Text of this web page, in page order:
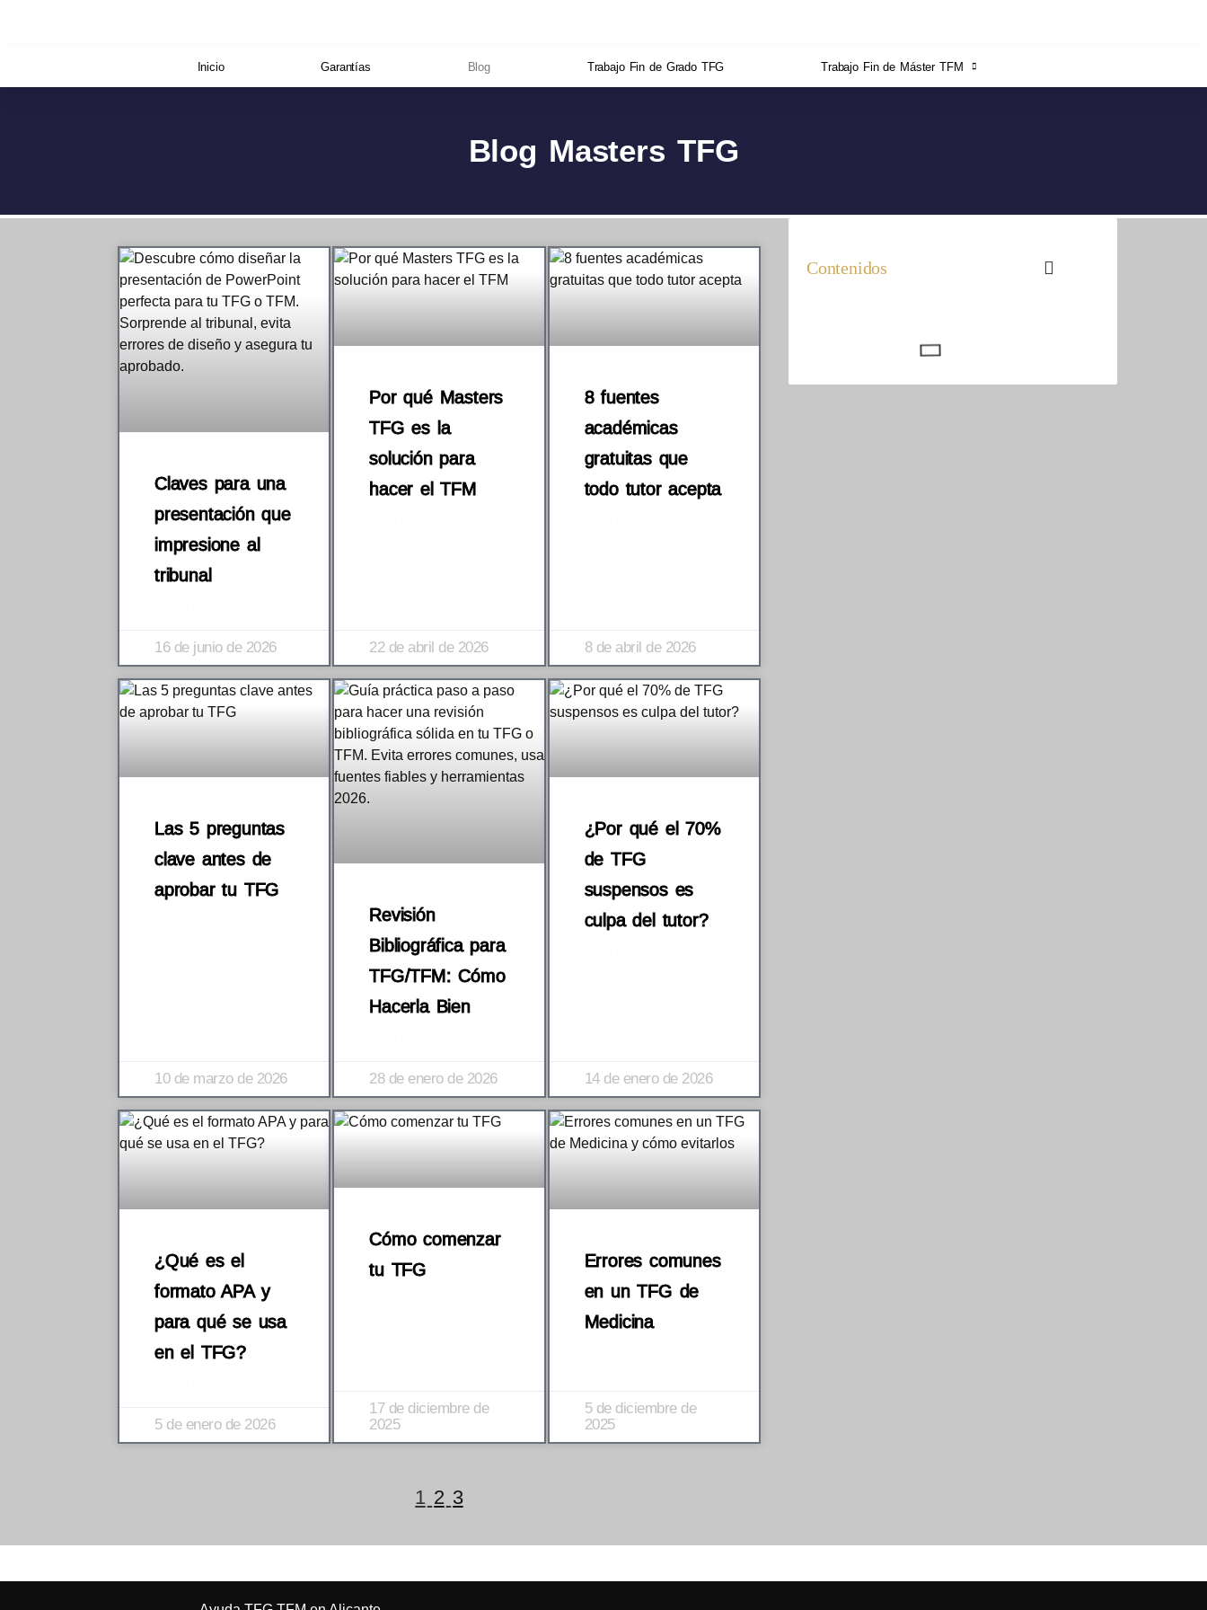
Inicio Garantías Blog Trabajo Fin de Grado TFG Trabajo Fin de Máster TFM
Blog Masters TFG
Claves para una
presentación que
impresione al
tribunal
16 de junio de 2026
Por qué Masters
TFG es la
solución para
hacer el TFM
22 de abril de 2026
8 fuentes
académicas
gratuitas que
todo tutor acepta
8 de abril de 2026
Las 5 preguntas
clave antes de
aprobar tu TFG
10 de marzo de 2026
Revisión
Bibliográfica para
TFG/TFM: Cómo
Hacerla Bien
28 de enero de 2026
¿Por qué el 70%
de TFG
suspensos es
culpa del tutor?
14 de enero de 2026
¿Qué es el
formato APA y
para qué se usa
en el TFG?
5 de enero de 2026
Cómo comenzar
tu TFG
17 de diciembre de
2025
Errores comunes
en un TFG de
Medicina
5 de diciembre de
2025
1 2 3
Contenidos